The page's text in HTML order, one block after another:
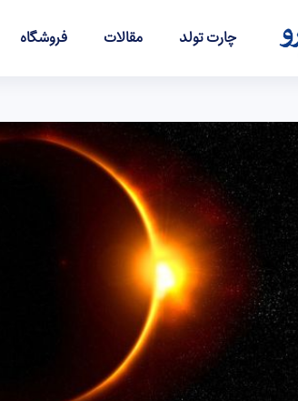
چارت تولد مقالات فروشگاه